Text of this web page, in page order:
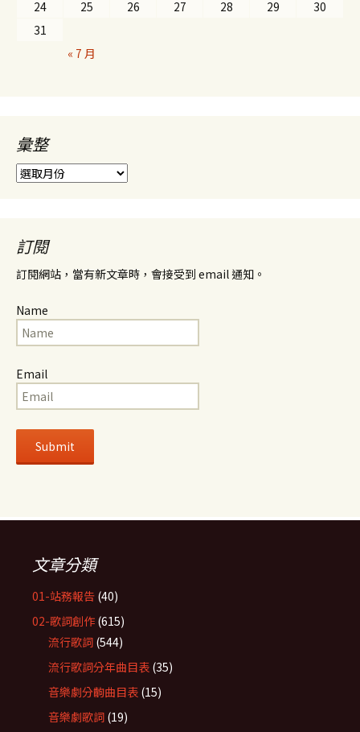
24 25 26 27 28 29
30
31
« 7 月
彙整
彙
整
訂閱
訂閱網站，當有新文章時，會接受到 email 通知。
Name
Email
文章分類
01-站務報告 (40)
02-歌詞創作 (615)
流行歌詞 (544)
流行歌詞分年曲目表 (35)
音樂劇分齣曲目表 (15)
音樂劇歌詞 (19)